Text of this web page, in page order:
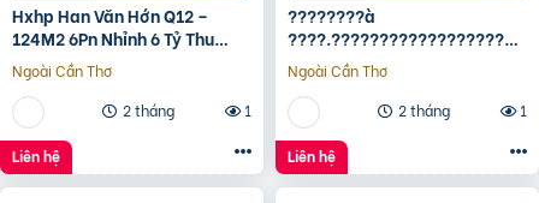
Hxhp Han Văn Hớn Q12 –
124M2 6Pn Nhỉnh 6 Tỷ Thu
15Tr/Tháng
Ngoài Cần Thơ
2 tháng
1
Liên hệ
????????à
????.????????????????????,
???????????????? ????
ộ???? ????????ấ????, ????
ó???? ???? ????ặ????
????????ề????
????????????, ????????á
????.???? ????ỷ
Ngoài Cần Thơ
2 tháng
1
Liên hệ